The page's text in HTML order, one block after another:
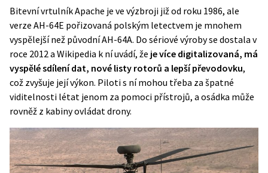
Bitevní vrtulník Apache je ve výzbroji již od roku 1986, ale
verze AH-64E pořizovaná polským letectvem je mnohem
vyspělejší než původní AH-64A. Do sériové výroby se dostala v
roce 2012 a Wikipedia k ní uvádí, že je více digitalizovaná, má
vyspělé sdílení dat, nové listy rotorů a lepší převodovku,
což zvyšuje její výkon. Piloti s ní mohou třeba za špatné
viditelnosti létat jenom za pomoci přístrojů, a osádka může
rovněž z kabiny ovládat drony.